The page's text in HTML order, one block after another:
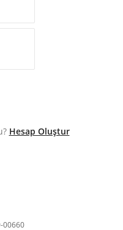
Hesap Oluştur
00660